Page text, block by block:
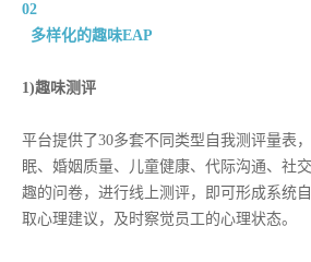
02
多样化的趣味EAP
1)趣味测评
平台提供了30多套不同类型自我测评量表
眠、婚姻质量、儿童健康、代际沟通、社
趣的问卷，进行线上测评，即可形成系统
取心理建议，及时察觉员工的心理状态。